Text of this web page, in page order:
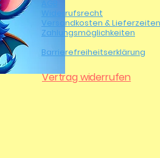
Widerrufsrecht
Versandkosten & Lieferzeiten
Zahlungsmöglichkeiten
Barrierefreiheitserklärung
Vertrag widerrufen